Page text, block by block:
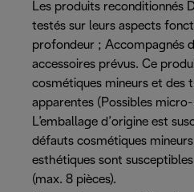
Les produits reconditionnés
testés sur leurs aspects
profondeur ; Accompagnés
accessoires prévus. Ce
cosmétiques mineurs et des
apparentes (Possibles
L’emballage d’origine est
défauts cosmétiques
esthétiques sont
(max. 8 pièces).